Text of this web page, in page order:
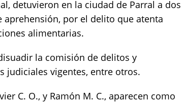
detuvieron en la ciudad de Parral a dos
por el delito que atenta
alimentarias.
la comisión de delitos y
judiciales vigentes, entre otros.
C. O., y Ramón M. C., aparecen como